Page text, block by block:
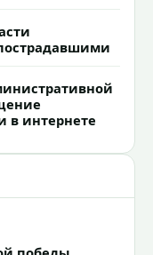
в интернете